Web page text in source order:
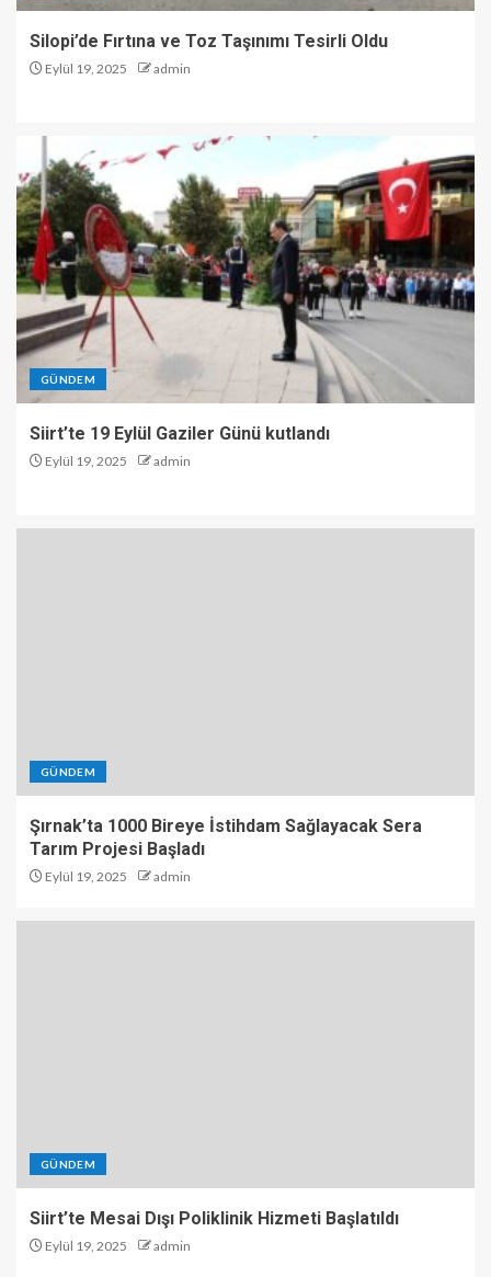
Silopi’de Fırtına ve Toz Taşınımı Tesirli Oldu
Eylül 19, 2025 admin
GÜNDEM
Siirt’te 19 Eylül Gaziler Günü kutlandı
Eylül 19, 2025 admin
GÜNDEM
Şırnak’ta 1000 Bireye İstihdam Sağlayacak Sera
Tarım Projesi Başladı
Eylül 19, 2025 admin
GÜNDEM
Siirt’te Mesai Dışı Poliklinik Hizmeti Başlatıldı
Eylül 19, 2025 admin